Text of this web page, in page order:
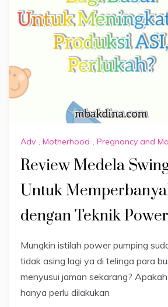
Adv , Motherhood , Pregnancy and
Review Medela
Untuk
dengan Teknik
Mungkin istilah power pumping
tidak asing lagi ya di telinga para
menyusui jaman sekarang?
hanya perlu dilakukan